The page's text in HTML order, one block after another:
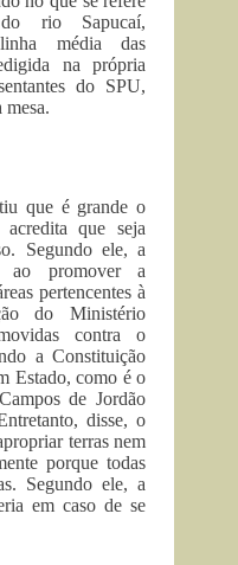
rio Sapucaí,
média das
na própria
do SPU,
mesa.
que é grande o
que seja
Segundo ele, a
ao promover a
pertencentes à
do Ministério
contra o
a Constituição
Estado, como é o
de Jordão
disse, o
terras nem
porque todas
Segundo ele, a
em caso de se